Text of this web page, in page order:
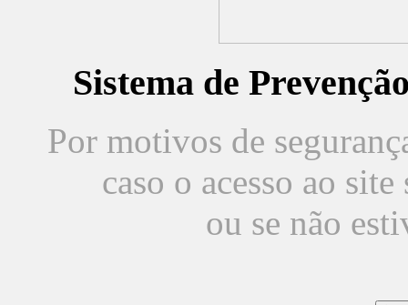
Sistema de
Por motivos de
caso o acesso ao
ou se não